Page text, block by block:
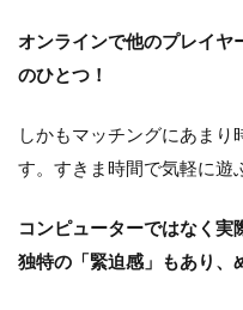
オンラインで他のプレイヤ
のひとつ！
しかもマッチングにあま
す。すきま時間で気軽に遊
コンピューターではなく実
独特の「緊迫感」もあり、